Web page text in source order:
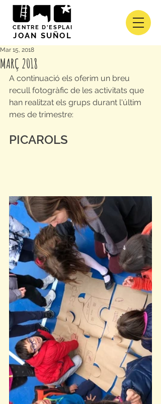
CENTRE D'ESPLAI
JOAN SUÑOL
MARÇ 2018
Mar 15, 2018
A continuació els oferim un breu
recull fotogràfic de les activitats que
han realitzat els grups durant l'últim
mes de trimestre:
PICAROLS